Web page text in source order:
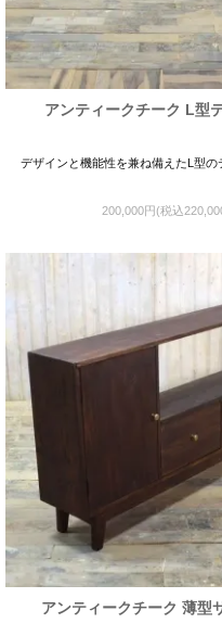
アンティークチーク L型
デザインと機能性を兼ね備えたL型の
200,000円(税込
アンティークチーク 薄型